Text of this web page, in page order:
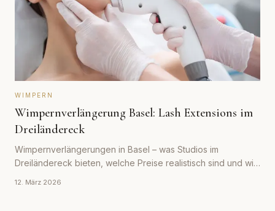
WIMPERN
Wimpernverlängerung Basel: Lash Extensions im
Dreiländereck
Wimpernverlängerungen in Basel – was Studios im
Dreiländereck bieten, welche Preise realistisch sind und wie
12. März 2026